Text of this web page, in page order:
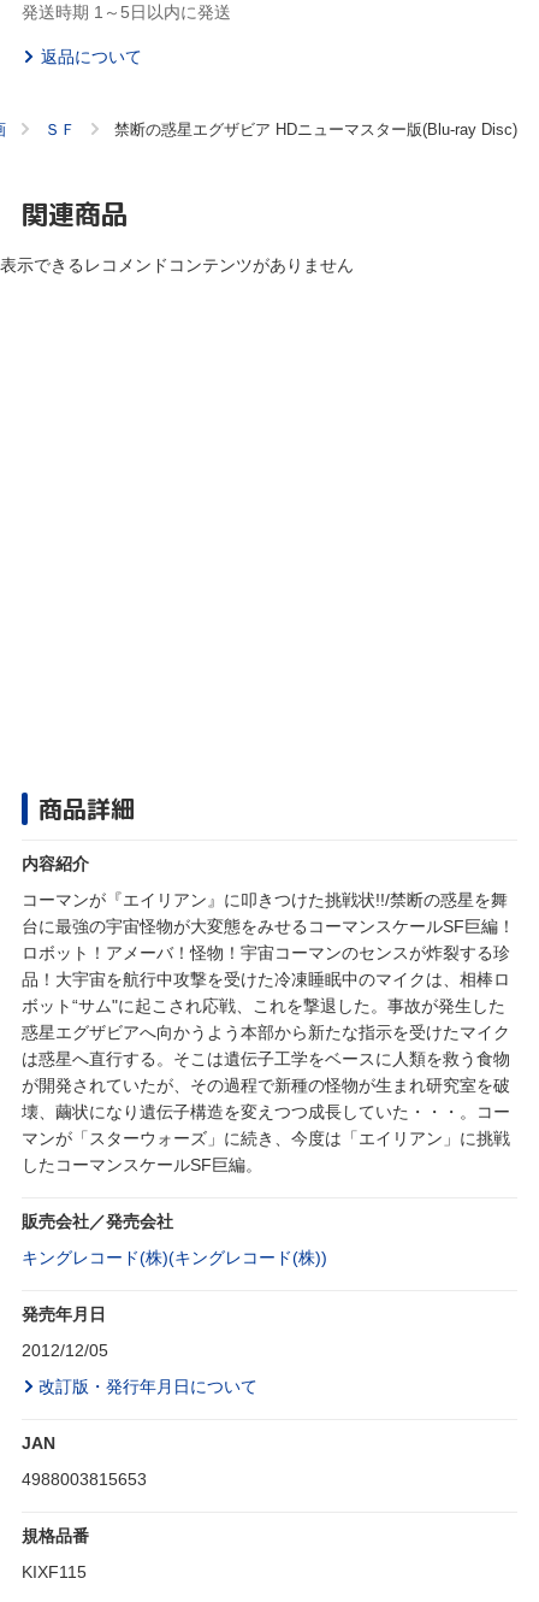
発送時期 1～5日以内に発送
返品について
ＳＦ 禁断の惑星エグザビア HDニューマスター版(Blu-ray Disc)
関連商品
表示できるレコメンドコンテンツがありません
商品詳細
内容紹介
コーマンが『エイリアン』に叩きつけた挑戦状!!/禁断の惑星を舞
台に最強の宇宙怪物が大変態をみせるコーマンスケールSF巨編！
ロボット！アメーバ！怪物！宇宙コーマンのセンスが炸裂する珍
品！大宇宙を航行中攻撃を受けた冷凍睡眠中のマイクは、相棒ロ
ボット“サム"に起こされ応戦、これを撃退した。事故が発生した
惑星エグザビアへ向かうよう本部から新たな指示を受けたマイク
は惑星へ直行する。そこは遺伝子工学をベースに人類を救う食物
が開発されていたが、その過程で新種の怪物が生まれ研究室を破
壊、繭状になり遺伝子構造を変えつつ成長していた・・・。コー
マンが「スターウォーズ」に続き、今度は「エイリアン」に挑戦
したコーマンスケールSF巨編。
販売会社／発売会社
キングレコード(株)(キングレコード(株))
発売年月日
2012/12/05
改訂版・発行年月日について
JAN
4988003815653
規格品番
KIXF115